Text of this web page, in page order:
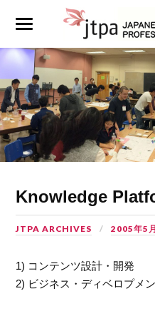
Knowledge
JTPA ARCHIVES 2005年5
1) コンテンツ設計・開発
2) ビジネス・ディベロプメ